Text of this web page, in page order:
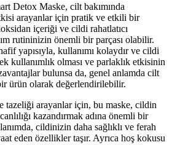
Detox Maske, cilt bakımında
arayanlar için pratik ve etkili bir
içeriği ve cildi rahatlatıcı
rutininizin önemli bir parçası olabilir.
yapısıyla, kullanımı kolaydır ve cildi
kullanımlık olması ve parlaklık etkisinin
bulunsa da, genel anlamda cilt
ürün olarak değerlendirilebilir.
tazeliği arayanlar için, bu maske, cildin
kazandırmak adına önemli bir
cildinizin daha sağlıklı ve ferah
eden özellikler taşır. Ayrıca hoş kokusu